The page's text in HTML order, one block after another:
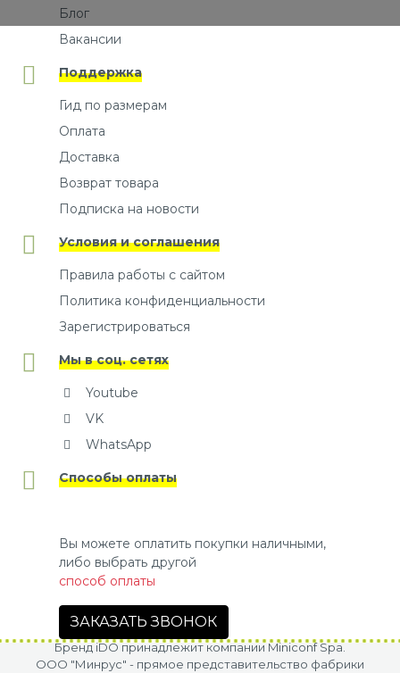
Блог
Вакансии
Поддержка
Гид по размерам
Оплата
Доставка
Возврат товара
Подписка на новости
Условия и соглашения
Правила работы с сайтом
Политика конфиденциальности
Зарегистрироваться
Мы в соц. сетях
Youtube
VK
WhatsApp
Способы оплаты
Вы можете оплатить покупки наличными,
либо выбрать другой
способ оплаты
ЗАКАЗАТЬ ЗВОНОК
Бренд iDO принадлежит компании Miniconf Spa.
OOO "Минрус" - прямое представительство фабрики